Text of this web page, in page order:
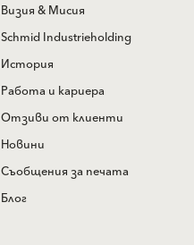
Визия & Мисия
Schmid Industrieholding
История
Работа и кариера
Отзиви от клиенти
Новини
Съобщения за печата
Блог